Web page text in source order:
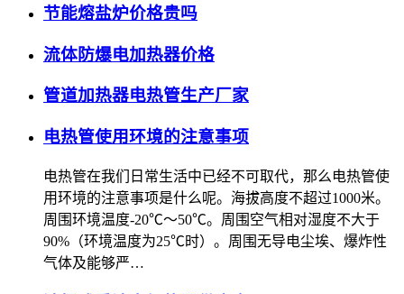
节能熔盐炉价格贵吗
流体防爆电加热器价格
管道加热器电热管生产厂家
电热管使用环境的注意事项
电热管在我们日常生活中已经不可取代，那么电热管使
用环境的注意事项是什么呢。海拔高度不超过1000米。
周围环境温度-20℃～50℃。周围空气相对湿度不大于
90%（环境温度为25℃时）。周围无导电尘埃、爆炸性
气体及能够严…